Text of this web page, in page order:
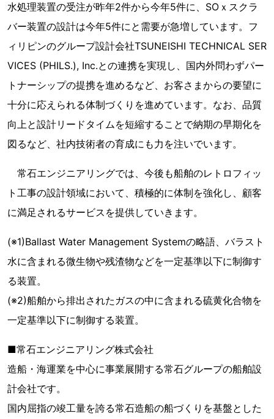
水処理装置の受注が昨年2件から今年5件に、SOｘスクラ
バー装置の設計は今年5件にと需要が急増しています。フ
ィリピンのグループ設計会社TSUNEISHI TECHNICAL SER
VICES (PHILS.), Inc.との連携を実現し、国内外問わずパー
トナーシップの提携を進めるなど、お客さまからの要望に
十分に応えられる体制づくりを進めています。なお、品質
向上と設計リードタイムを短縮することで納期の早期化を
図るなど、社内技術者の育成にも力を注いでいます。
常石エンジニアリングでは、今後も船舶のレトロフィッ
ト工事の設計領域において、積極的に体制を強化し、顧客
に満足されるサービスを提供していきます。
(※1)Ballast Water Management Systemの略語、バラスト
水に含まれる微生物や残渣物などを一定基準以下に制御す
る装置。
(※2)船舶から排出されたガスの中に含まれる硫黄化合物を
一定基準以下に制御する装置。
■常石エンジニアリング株式会社
造船・海運業を中心に事業展開する常石グループの船舶設
計会社です。
国内屈指の竣工量を誇る常石造船の船づくりを基盤とした